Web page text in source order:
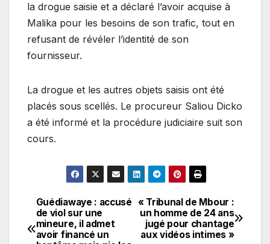
la drogue saisie et a déclaré l’avoir acquise à
Malika pour les besoins de son trafic, tout en
refusant de révéler l’identité de son
fournisseur.
La drogue et les autres objets saisis ont été
placés sous scellés. Le procureur Saliou Dicko
a été informé et la procédure judiciaire suit son
cours.
Navigation
de
« Tribunal de Mbour :
un homme de 24 ans
jugé pour chantage
aux vidéos intimes »
Guédiawaye : accusé
de viol sur une
mineure, il admet
avoir financé un